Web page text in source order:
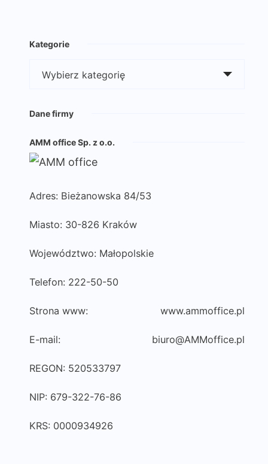
Kategorie
Dane firmy
AMM office Sp. z o.o.
Adres: Bieżanowska 84/53
Miasto: 30-826 Kraków
Województwo: Małopolskie
Telefon: 222-50-50
Strona www: www.ammoffice.pl
E-mail: biuro@AMMoffice.pl
REGON: 520533797
NIP: 679-322-76-86
KRS: 0000934926